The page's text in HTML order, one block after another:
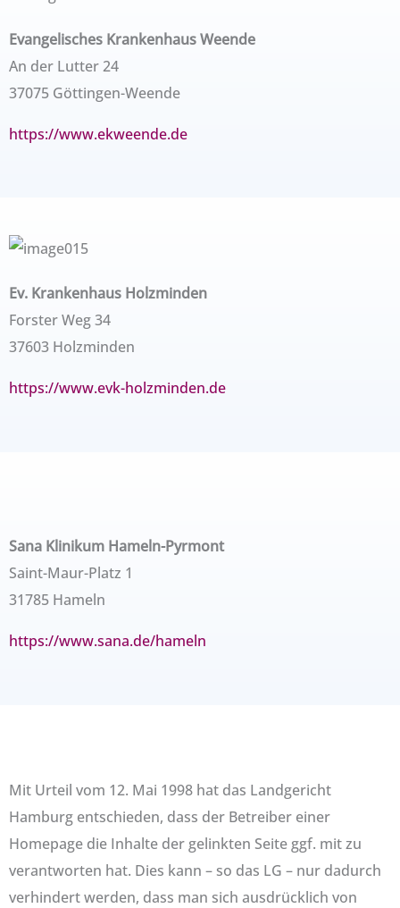
Evangelisches Krankenhaus Weende
An der Lutter 24
37075 Göttingen-Weende
https://www.ekweende.de
Ev. Krankenhaus Holzminden
Forster Weg 34
37603 Holzminden
https://www.evk-holzminden.de
Sana Klinikum Hameln-Pyrmont
Saint-Maur-Platz 1
31785 Hameln
https://www.sana.de/hameln
Mit Urteil vom 12. Mai 1998 hat das Landgericht
Hamburg entschieden, dass der Betreiber einer
Homepage die Inhalte der gelinkten Seite ggf. mit zu
verantworten hat. Dies kann – so das LG – nur dadurch
verhindert werden, dass man sich ausdrücklich von